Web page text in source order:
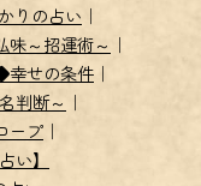
りの占い ｜
味～招運術～ ｜
せの条件 ｜
判断～ ｜
ープ ｜
い】